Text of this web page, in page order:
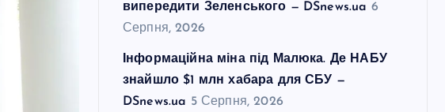
випередити Зеленського — DSnews.ua 6
Серпня, 2026
Інформаційна міна під Малюка. Де НАБУ
знайшло $1 млн хабара для СБУ —
DSnews.ua 5 Серпня, 2026